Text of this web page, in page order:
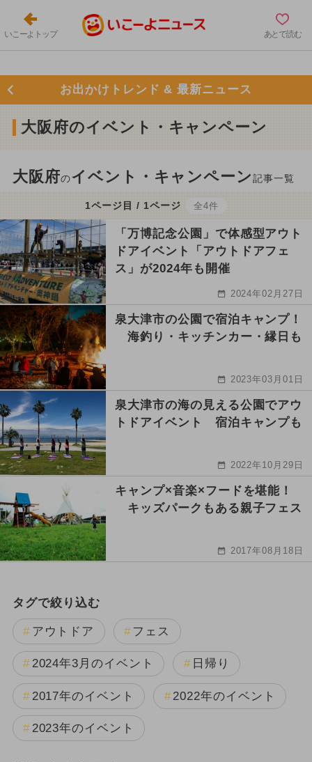
いこーよトップ あとで読む
お出かけトレンド & 最新ニュース
大阪府のイベント・キャンペーン
大阪府のイベント・キャンペーン記事一覧
1ページ目 / 1ページ 全4件
「万博記念公園」で体感型アウト
ドアイベント「アウトドアフェ
ス」が2024年も開催
2024年02月27日
泉大津市の公園で宿泊キャンプ！
海釣り・キッチンカー・縁日も
2023年03月01日
泉大津市の海の見える公園でアウ
トドアイベント 宿泊キャンプも
2022年10月29日
キャンプ×音楽×フードを堪能！
キッズパークもある親子フェス
2017年08月18日
タグで絞り込む
アウトドア フェス
2024年3月のイベント 日帰り
2017年のイベント 2022年のイベント
2023年のイベント